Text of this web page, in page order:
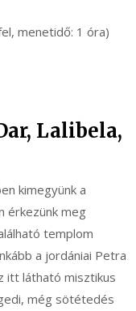
menetidő: 1 óra)
Lalibela,
kimegyünk a
érkezünk meg
templom
a jordániai Petra
itt látható misztikus
még sötétedés